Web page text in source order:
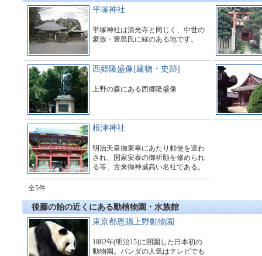
平塚神社
平塚神社は清光寺と同じく、中世の
豪族・豊島氏に縁のある地です。
西郷隆盛像[建物・史跡]
上野の森にある西郷隆盛像
根津神社
明治天皇御東幸にあたり勅使を遣わ
され、国家安泰の御祈願を修められ
る等、古来御神威高い名社である。
全5件
後藤の飴の近くにある動植物園・水族館
東京都恩賜上野動物園
1882年(明治15)に開園した日本初の
動物園。パンダの人気はテレビでも